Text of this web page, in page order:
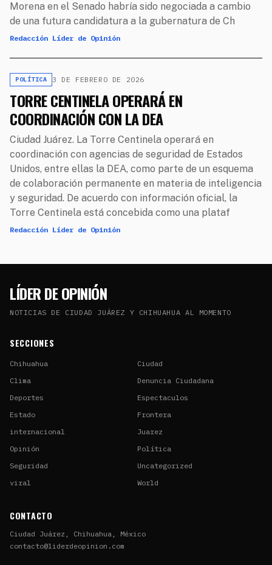
Morena en el Senado habría sido negociada a cambio
de una futura candidatura a la gubernatura de Ch
Redacción Líder de Opinión
POLÍTICA 3 DE FEBRERO DE 2026
TORRE CENTINELA OPERARÁ EN
COORDINACIÓN CON LA DEA
Ciudad Juárez. La Torre Centinela operará en
coordinación con agencias de seguridad de Estados
Unidos, entre ellas la DEA, como parte de un esquema
de colaboración permanente en materia de inteligencia
y seguridad. De acuerdo con información oficial, la
Torre Centinela está concebida como una plataf
Redacción Líder de Opinión
LÍDER DE OPINIÓN
NOTICIAS DE CIUDAD JUÁREZ Y CHIHUAHUA AL MOMENTO
SECCIONES
Chihuahua
Ciudad
Clima
Denuncia Ciudadana
Deportes
Espectaculos
Estado
Frontera
internacional
Juarez
Opinión
Política
Seguridad
Uncategorized
viral
World
CONTACTO
Ciudad Juárez, Chihuahua, México
contacto@liderdeopinion.com